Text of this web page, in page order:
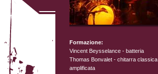
Formazione:
Vincent Beysselance - batteria
Thomas Bonvalet - chitarra classica
amplificata